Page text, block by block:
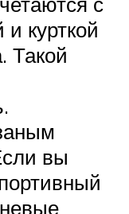
курткой
Такой
вы